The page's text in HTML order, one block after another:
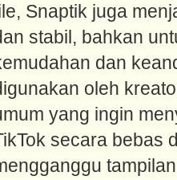
Snaptik juga
stabil, bahkan
dan
oleh
yang ingin
secara bebas